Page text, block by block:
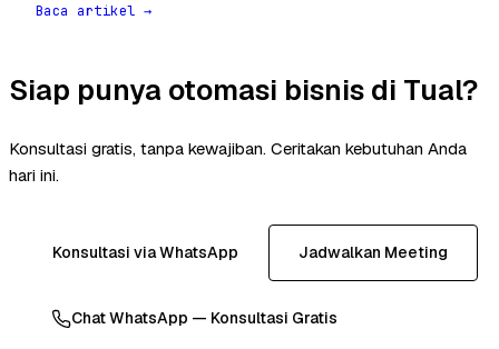
Baca artikel →
Siap punya otomasi bisnis di Tual?
Konsultasi gratis, tanpa kewajiban. Ceritakan kebutuhan Anda
hari ini.
Konsultasi via WhatsApp Jadwalkan Meeting
Chat WhatsApp — Konsultasi Gratis